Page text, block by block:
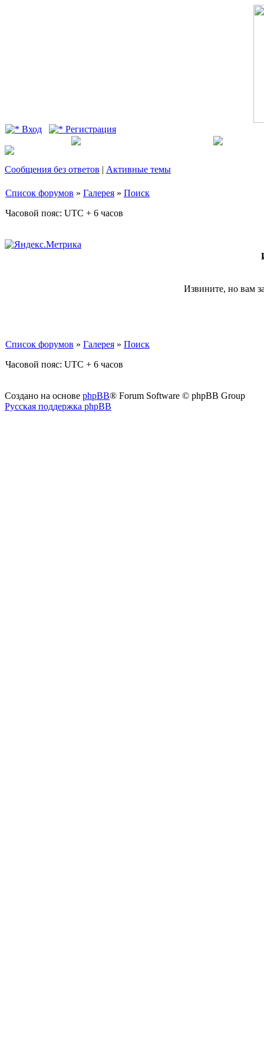
Вход Регистрация
Сообщения без ответов | Активные темы
Список форумов » Галерея » Поиск
Часовой пояс: UTC + 6 часов
Извините, но вам
Список форумов » Галерея » Поиск
Часовой пояс: UTC + 6 часов
Создано на основе phpBB® Forum Software © phpBB Group
Русская поддержка phpBB